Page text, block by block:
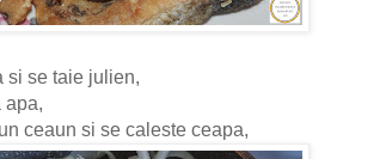
si se taie julien,
apa,
ceaun si se caleste ceapa,